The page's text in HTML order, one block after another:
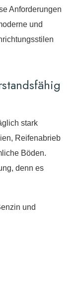
Anforderungen
und
stark
Reifenabrieb
Böden.
denn es
und